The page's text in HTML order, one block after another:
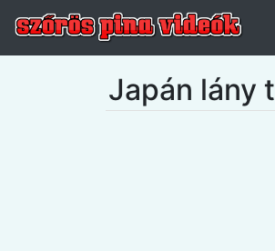
Japán lány